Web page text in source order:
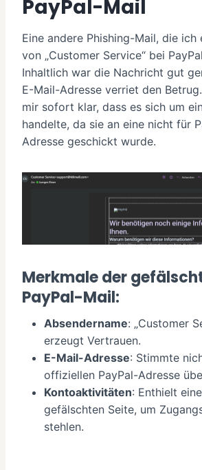
PayPal-Mail
Eine andere Phishing-Mail, die ich
von „Customer Service“ bei
Inhaltlich war die Nachricht gut
E-Mail-Adresse verriet den
mir sofort klar, dass es sich um
handelte, da sie an eine nicht für
Adresse geschickt wurde.
Merkmale der
PayPal-Mail:
Absendername: „Customer
erzeugt Vertrauen.
E-Mail-Adresse: Stimmte
offiziellen PayPal-Adresse
Kontoaktivitäten: Enthielt
gefälschten Seite, um
stehlen.